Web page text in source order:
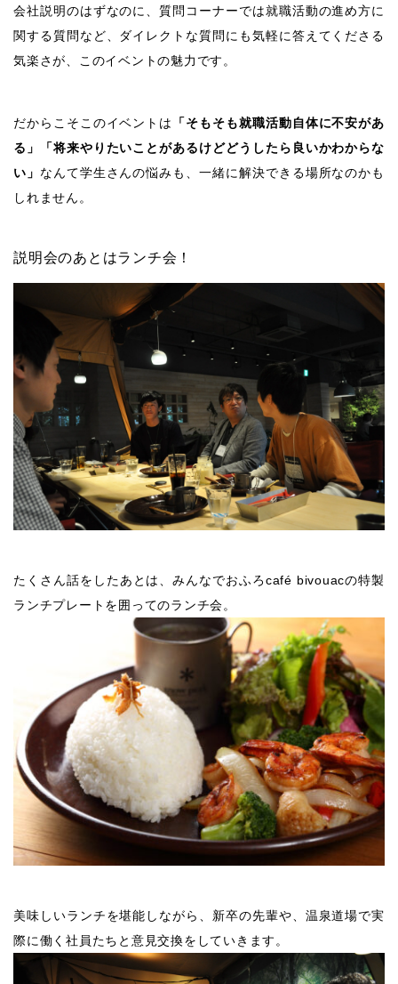
会社説明のはずなのに、質問コーナーでは就職活動の進め方に
関する質問など、ダイレクトな質問にも気軽に答えてくださる
気楽さが、このイベントの魅力です。
だからこそこのイベントは
「そもそも就職活動自体に不安があ
る」「将来やりたいことがあるけどどうしたら良いかわからな
い」 なんて学生さんの悩みも、一緒に解決できる場所なのかも
しれません。
説明会のあとはランチ会！
たくさん話をしたあとは、みんなでおふろcafé bivouacの特製
ランチプレートを囲ってのランチ会。
美味しいランチを堪能しながら、新卒の先輩や、温泉道場で実
際に働く社員たちと意見交換をしていきます。